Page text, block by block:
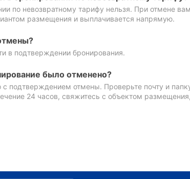
по невозвратному тарифу нельзя. При отмене
размещения и выплачивается напрямую.
в подтверждении бронирования.
было отменено?
подтверждением отмены. Проверьте почту и
24 часов, свяжитесь с объектом